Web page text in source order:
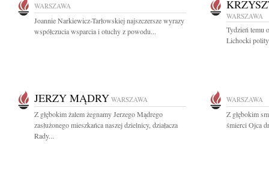
WARSZAWA
Joannie Narkiewicz-Tarłowskiej najszczersze wyrazy
współczucia wsparcia i otuchy z powodu...
WARSZAWA
Tydzień temu
Lichocki
JERZY MĄDRY WARSZAWA
Z głębokim żalem żegnamy Jerzego Mądrego
zasłużonego mieszkańca naszej dzielnicy, działacza
Rady...
WARSZAWA
Z głębokim
śmierci Ojca